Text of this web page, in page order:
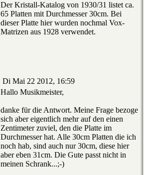
Der Kristall-Katalog von 1930/31 listet ca.
65 Platten mit Durchmesser 30cm. Bei
dieser Platte hier wurden nochmal Vox-
Matrizen aus 1928 verwendet.
Di Mai 22 2012, 16:59
Hallo Musikmeister,
danke für die Antwort. Meine Frage bezoge
sich aber eigentlich mehr auf den einen
Zentimeter zuviel, den die Platte im
Durchmesser hat. Alle 30cm Platten die ich
noch hab, sind auch nur 30cm, diese hier
aber eben 31cm. Die Gute passt nicht in
meinen Schrank...;-)